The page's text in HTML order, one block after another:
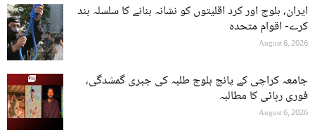
ایران، بلوچ اور کرد اقلیتوں کو نشانہ بنانے کا سلسلہ بند
کرے- اقوام متحدہ
August 6, 2026
جامعہ کراچی کے پانچ بلوچ طلبہ کی جبری گمشدگی،
فوری رہائی کا مطالبہ
August 6, 2026